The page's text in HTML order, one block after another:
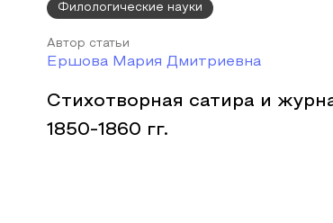
Филологические науки
Автор статьи
Ершова Мария Дмитриевна
Стихотворная сатира и
1850-1860 гг.